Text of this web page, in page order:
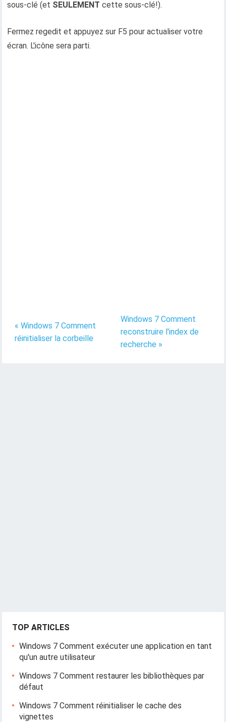
sous-clé (et SEULEMENT cette sous-clé!).
Fermez regedit et appuyez sur F5 pour actualiser votre
écran. L'icône sera parti.
« Windows 7 Comment
réinitialiser la corbeille
Windows 7 Comment
reconstruire l'index de
recherche »
TOP ARTICLES
Windows 7 Comment exécuter une application en tant
qu'un autre utilisateur
Windows 7 Comment restaurer les bibliothèques par
défaut
Windows 7 Comment réinitialiser le cache des
vignettes